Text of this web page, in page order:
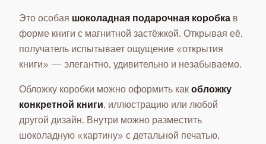
Это особая шоколадная подарочная коробка в
форме книги с магнитной застёжкой. Открывая её,
получатель испытывает ощущение «открытия
книги» — элегантно, удивительно и незабываемо.
Обложку коробки можно оформить как обложку
конкретной книги, иллюстрацию или любой
другой дизайн. Внутри можно разместить
шоколадную «картину» с детальной печатью,